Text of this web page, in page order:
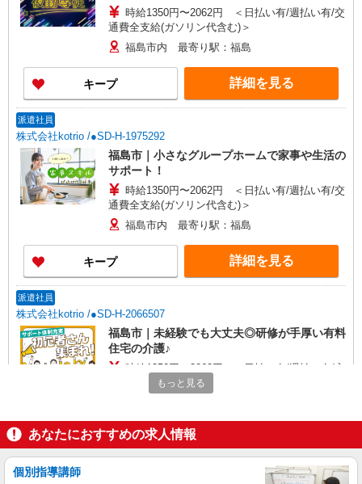
時給1350円〜2062円 ＜日払い有/週払い有/交
通費全支給(ガソリン代含む)＞
福島市内 最寄り駅：福島
キープ 詳細を見る
派遣社員
株式会社kotrio /●SD-H-1975292
福島市｜小さなグループホームで家事や生活の
サポート！
時給1350円〜2062円 ＜日払い有/週払い有/交
通費全支給(ガソリン代含む)＞
福島市内 最寄り駅：福島
キープ 詳細を見る
派遣社員
株式会社kotrio /●SD-H-2066507
福島市｜未経験でも大丈夫◎研修が手厚い有料
住宅の介護♪
時給1350円〜2062円 ＜日払い有/週払い有/交
通費全支給(ガソリン代含む)＞
キープ
派遣社員
もっと見る
あなたにおすすめの求人情報
個別指導講師